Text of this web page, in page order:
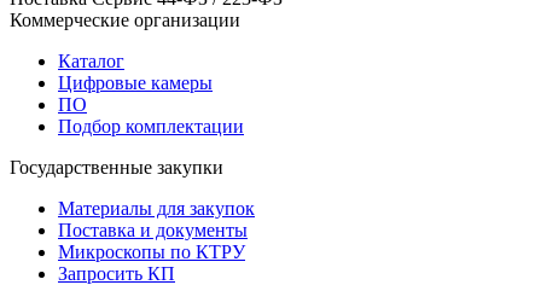
Коммерческие организации
Каталог
Цифровые камеры
ПО
Подбор комплектации
Государственные закупки
Материалы для закупок
Поставка и документы
Микроскопы по КТРУ
Запросить КП